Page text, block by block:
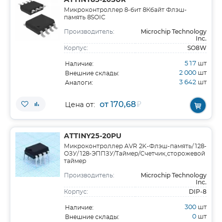
Микроконтроллер 8-бит 8Кбайт Флэш-
память 8SOIC
Производитель:
Microchip Technology
Inc.
Корпус: SO8W
Наличие: 517 шт
Внешние склады: 2 000 шт
Аналоги: 3 642 шт
Цена от: от 170,68₽
ATTINY25-20PU
Микроконтроллер AVR 2K-Флэш-память/128-
ОЗУ/128-ЭППЗУ/Таймер/Счетчик,сторожевой
таймер
Производитель:
Microchip Technology
Inc.
Корпус: DIP-8
Наличие: 300 шт
Внешние склады: 0 шт